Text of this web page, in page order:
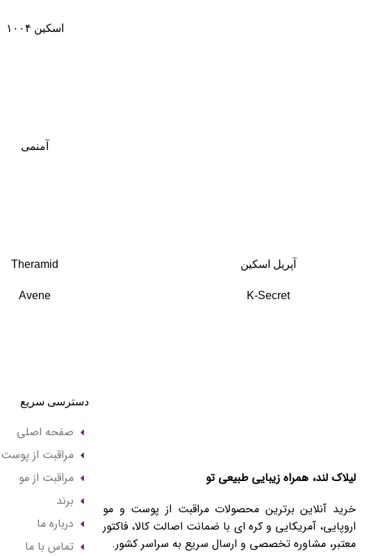
اسکین ۱۰۰۴
آمنمی
آپریل اسکین Theramid
K-Secret
Avene
لیلاک‌ لند، همراه زیبایی طبیعی تو
خرید آنلاین برترین محصولات مراقبت از پوست و مو
اروپایی، آمریکایی و کره ای با ضمانت اصالت کالا، فاکتور
معتبر، مشاوره تخصصی و ارسال سریع به سراسر کشور.
دسترسی سریع
صفحه اصلی
مراقبت از پوست
مراقبت از مو
برند
درباره ما
تماس با ما